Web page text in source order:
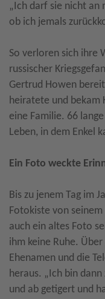
„Ich darf sie nicht an
ob ich jemals
So verloren sich ihre
russischer
Gertrud Howen
heiratete und bekam
eine Familie. 66
Leben, in dem Enkel
Ein Foto weckte
Bis zu jenem Tag im
Fotokiste von
auch ein altes Foto
ihm keine Ruhe.
Ehenamen und die
heraus. „Ich bin
und ab getigert und